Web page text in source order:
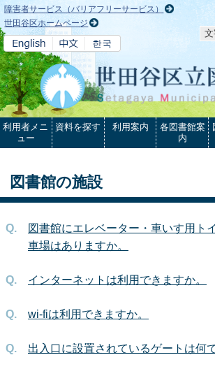
本文へ
障害者サービス（バリアフリーサービス）
世田谷区ホームページ
利用者メニ
ュー
資料を探す 利用案内
各図書館案
内
図書館の施設
図書館にエレベーター・車いす用ト
車場はありますか。
インターネットは利用できますか。
wi-fiは利用できますか。
出入口に設置されているゲートは何